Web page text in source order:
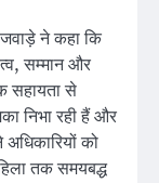
ने कहा कि
सम्मान और
सहायता से
निभा रही हैं और
अधिकारियों को
तक समयबद्ध